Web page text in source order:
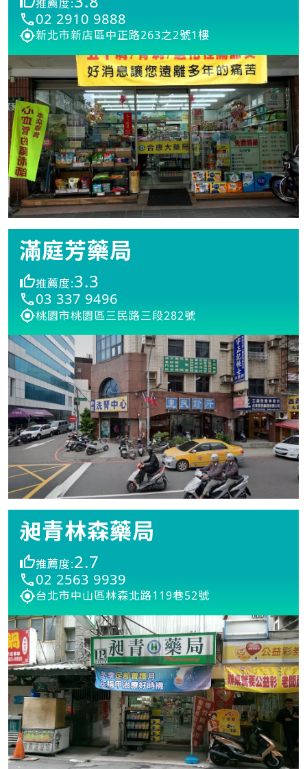
推薦度:
02 2910 9888
新北市新店區中正路263之2號1樓
滿庭芳藥局
推薦度:3.3
03 337 9496
桃園市桃園區三民路三段282號
昶青林森藥局
推薦度:2.7
02 2563 9939
台北市中山區林森北路119巷52號